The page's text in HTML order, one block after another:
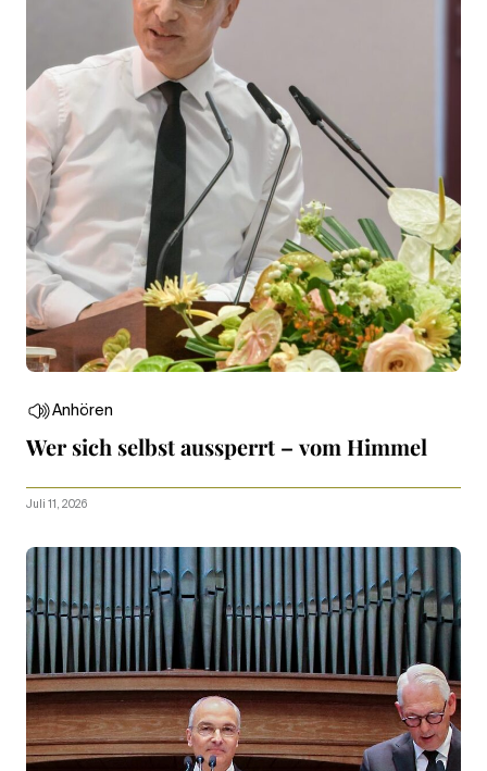
Anhören
Wer sich selbst aussperrt – vom Himmel
Juli 11, 2026